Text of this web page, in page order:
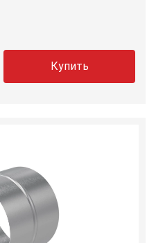
Купить